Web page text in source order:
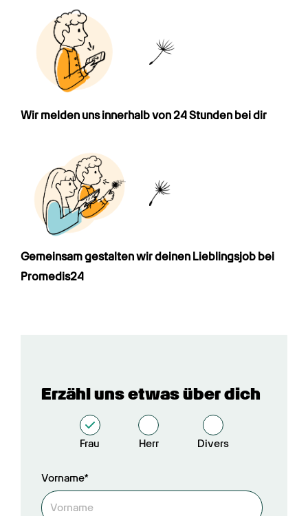
Wir melden uns innerhalb von 24 Stunden bei dir
Gemeinsam gestalten wir deinen Lieblings­job bei
Promedis24
Erzähl uns etwas über dich
Frau Herr Divers
Vorname*